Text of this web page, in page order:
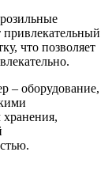
что позволяет
– оборудование,